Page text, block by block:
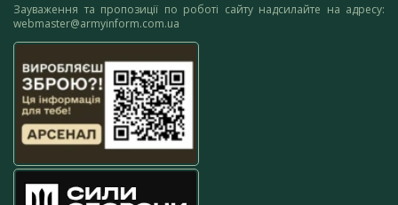
Зауваження та пропозиції по роботі сайту надсилайте на адресу:
webmaster@armyinform.com.ua